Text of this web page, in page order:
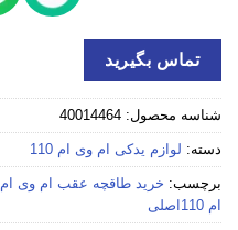
تماس بگیرید
شناسه محصول: 40014464
دسته: لوازم یدکی ام وی ام 110
برچسب: خرید طاقچه عقب ام وی ام 110 استوک
ام 110اصلی